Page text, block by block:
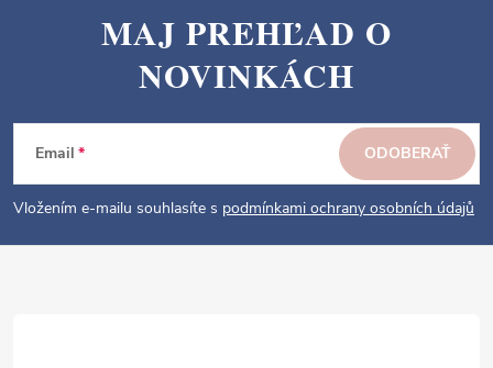
p
v
k
y
p
e
MAJ PREHĽAD O
NOVINKÁCH
Email
Vložením e-mailu souhlasíte s podmínkami ochrany osobních údajů
ODOBERAŤ